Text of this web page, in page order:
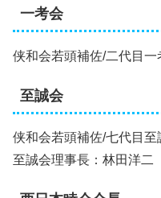
一考会
侠和会若頭補佐/二代目
至誠会
侠和会若頭補佐/七代目
至誠会理事長：林田洋二